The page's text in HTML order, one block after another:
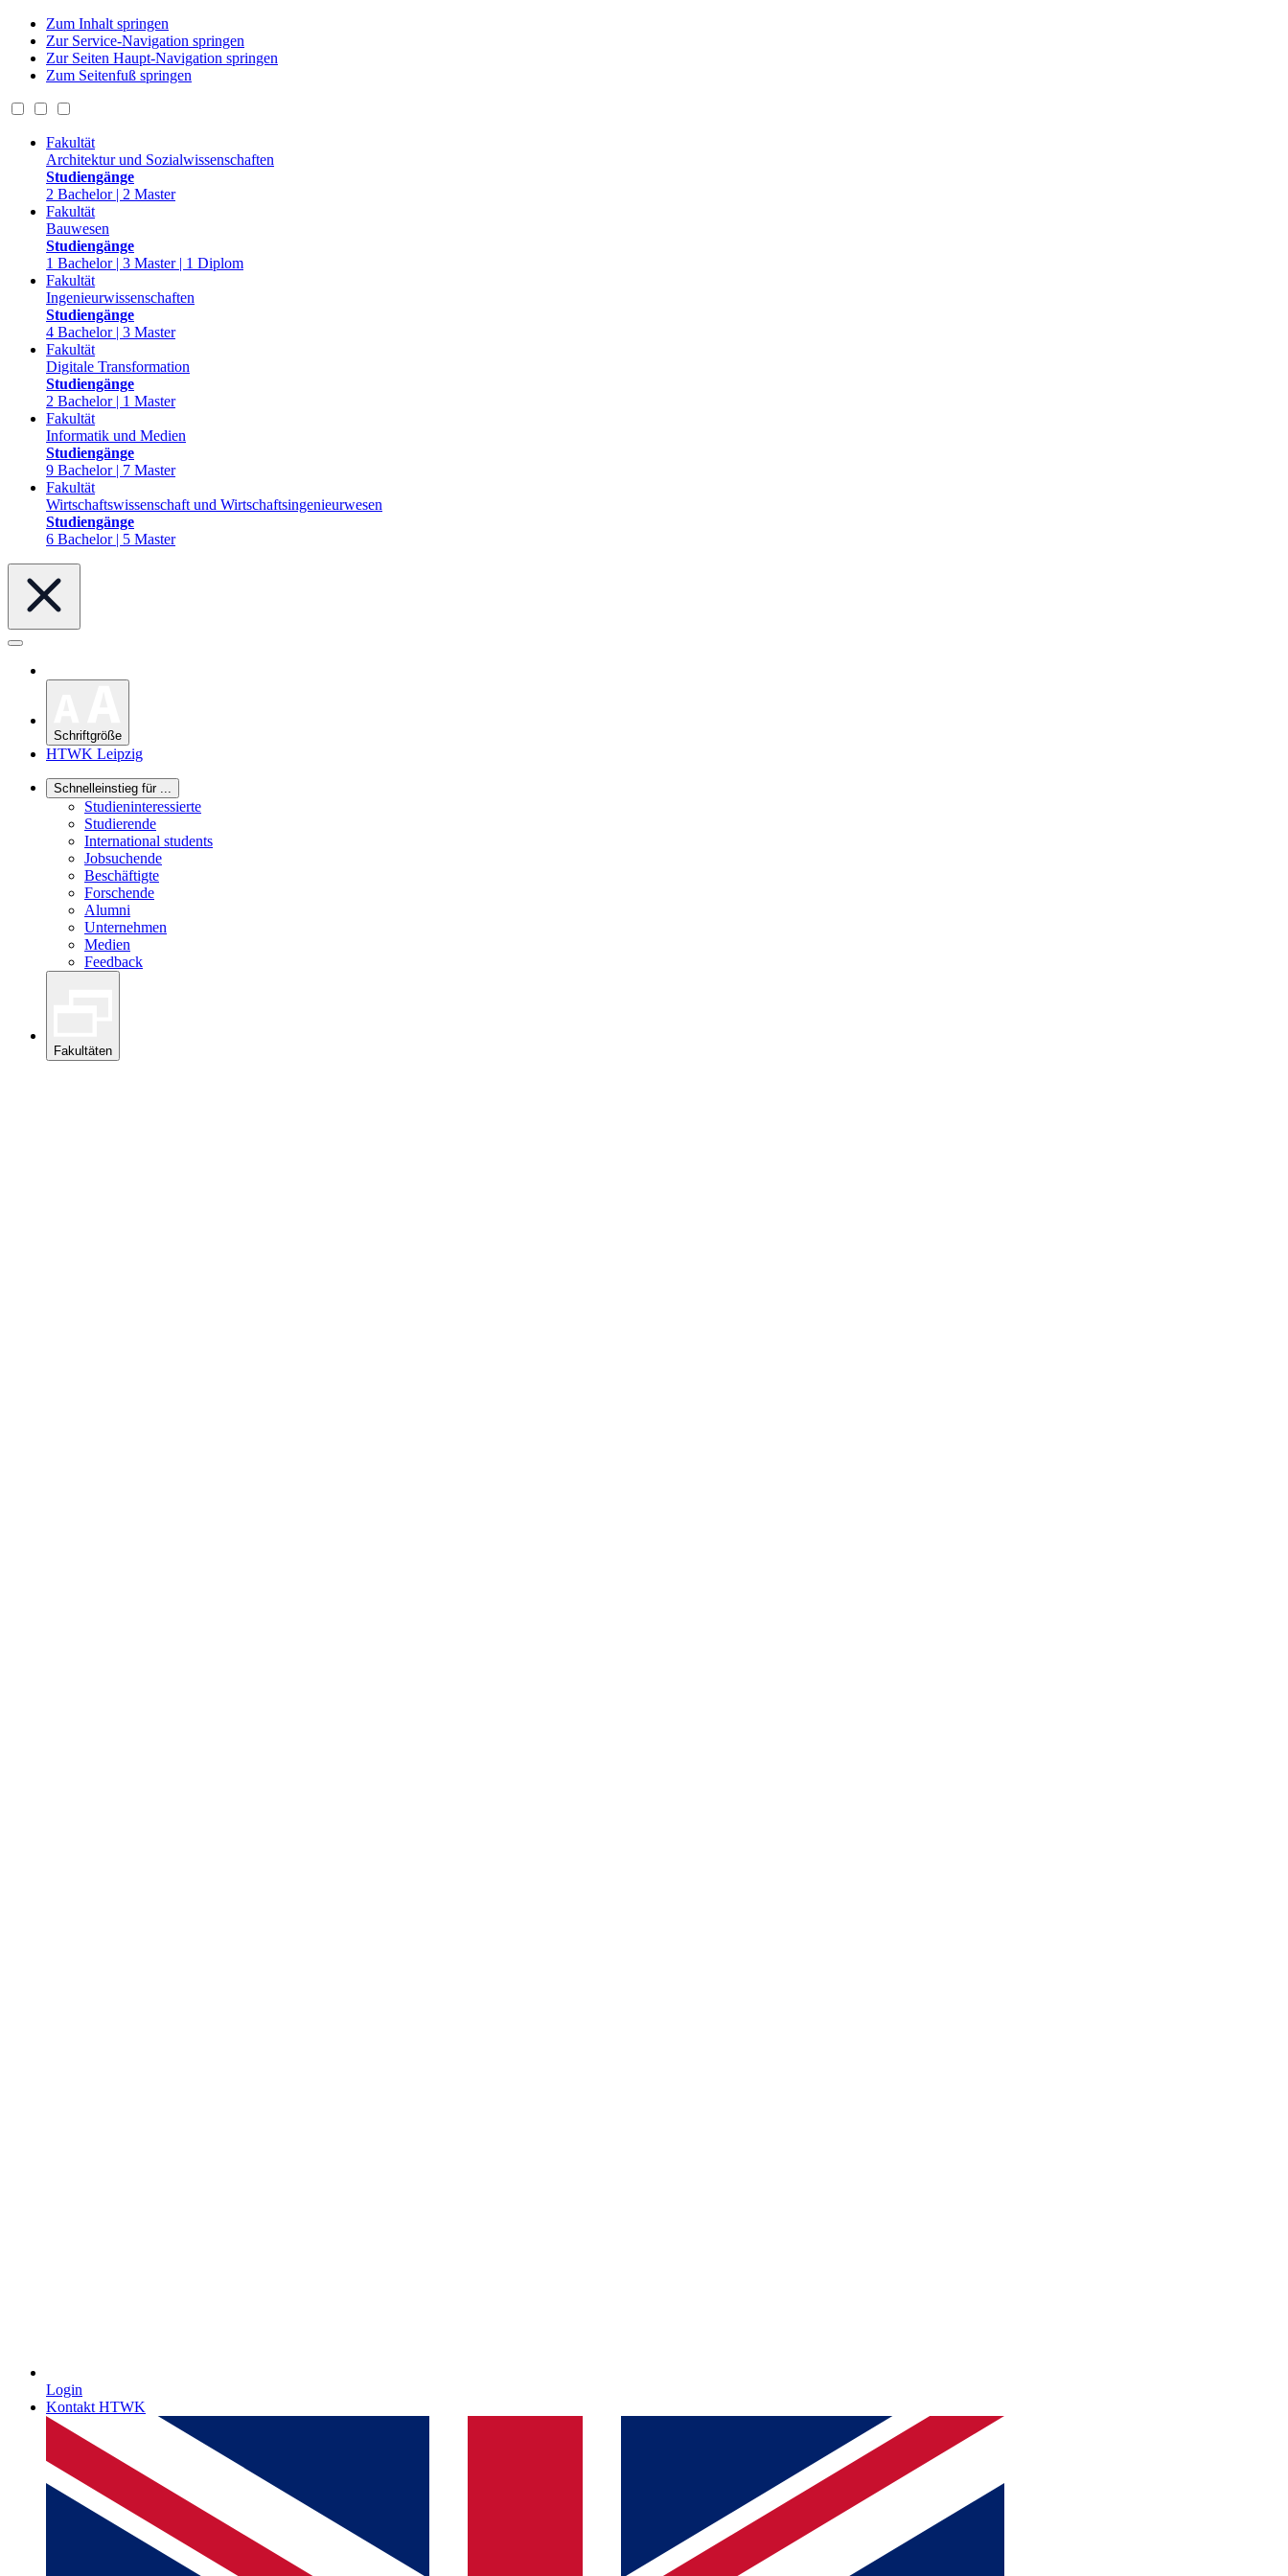
Zum Inhalt springen
Zur Service-Navigation springen
Zur Seiten Haupt-Navigation springen
Zum Seitenfuß springen
Fakultät
Architektur und Sozialwissenschaften
Studiengänge
2 Bachelor | 2 Master
Fakultät
Bauwesen
Studiengänge
1 Bachelor | 3 Master | 1 Diplom
Fakultät
Ingenieurwissenschaften
Studiengänge
4 Bachelor | 3 Master
Fakultät
Digitale Transformation
Studiengänge
2 Bachelor | 1 Master
Fakultät
Informatik und Medien
Studiengänge
9 Bachelor | 7 Master
Fakultät
Wirtschaftswissenschaft und Wirtschaftsingenieurwesen
Studiengänge
6 Bachelor | 5 Master
Schriftgröße
HTWK Leipzig
Schnelleinstieg für ...
Studieninteressierte
Studierende
International students
Jobsuchende
Beschäftigte
Forschende
Alumni
Unternehmen
Medien
Feedback
Fakultäten
Login
Kontakt HTWK